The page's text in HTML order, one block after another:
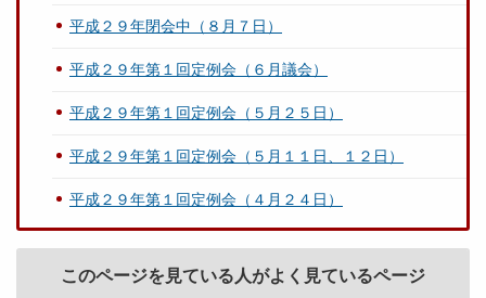
平成２９年閉会中（８月７日）
平成２９年第１回定例会（６月議会）
平成２９年第１回定例会（５月２５日）
平成２９年第１回定例会（５月１１日、１２日）
平成２９年第１回定例会（４月２４日）
このページを見ている人がよく見ているページ